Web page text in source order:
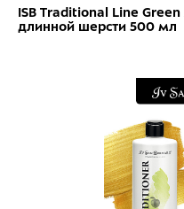
ISB Traditional Line
длинной шерсти 500 мл